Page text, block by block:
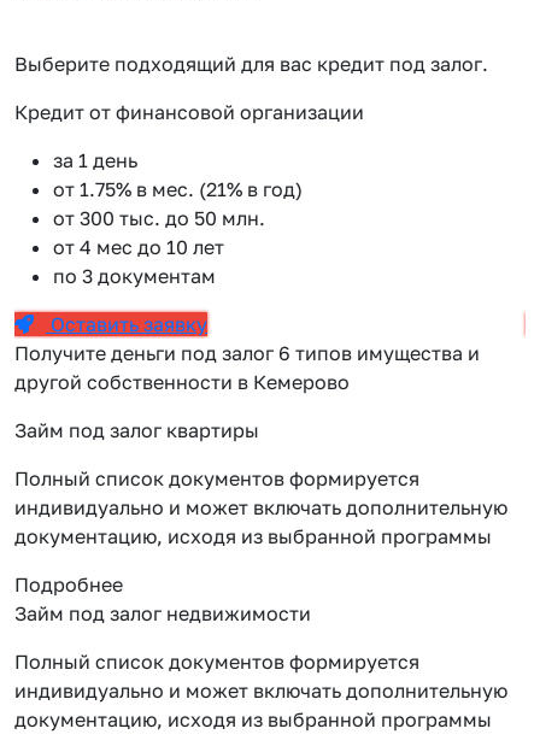
Выберите подходящий для вас кредит под залог.
Кредит от финансовой организации
за 1 день
от 1.75% в мес. (21% в год)
от 300 тыс. до 50 млн.
от 4 мес до 10 лет
по 3 документам
Оставить заявку
Получите деньги под залог 6 типов имущества и
другой собственности в Кемерово
Займ под залог квартиры
Полный список документов формируется
индивидуально и может включать дополнительную
документацию, исходя из выбранной программы
Подробнее
Займ под залог недвижимости
Полный список документов формируется
индивидуально и может включать дополнительную
документацию, исходя из выбранной программы